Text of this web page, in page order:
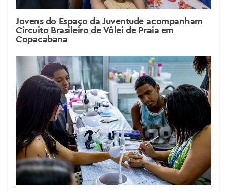
Jovens do Espaço da Juventude acompanham
Circuito Brasileiro de Vôlei de Praia em
Copacabana